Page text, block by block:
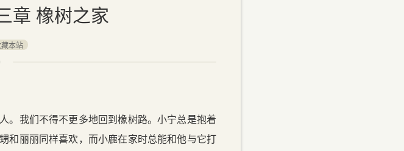
章 橡树之家
本站
我们不得不更多地回到橡树路。小宁总是抱着
和丽丽同样喜欢，而小鹿在家时总能和他与它打